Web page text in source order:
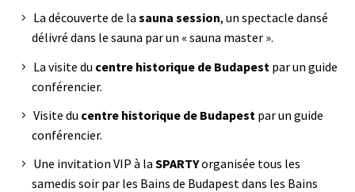
La découverte de la sauna session, un spectacle dansé
délivré dans le sauna par un « sauna master ».
La visite du centre historique de Budapest par un guide
conférencier.
Visite du centre historique de Budapest par un guide
conférencier.
Une invitation VIP à la SPARTYorganisée tous les
samedis soir par les Bains de Budapest dans les Bains